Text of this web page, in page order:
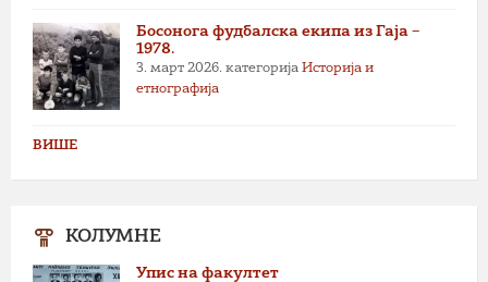
Босонога фудбалска екипа из Гаја –
1978.
3. март 2026. категорија Историја и
етнографија
ВИШЕ
КОЛУМНЕ
Упис на факултет